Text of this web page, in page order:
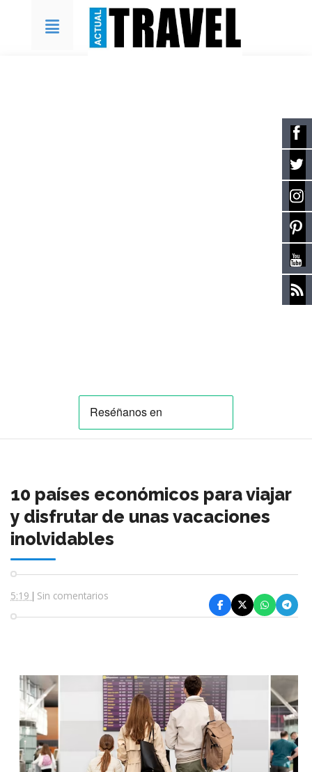
10 países económicos para viajar
y disfrutar de unas vacaciones
inolvidables
5:19 | Sin comentarios